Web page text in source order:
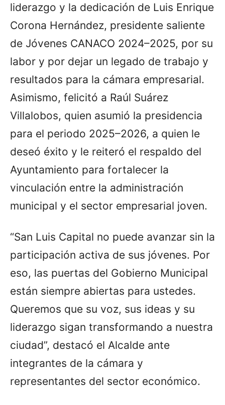
liderazgo y la dedicación de Luis Enrique
Corona Hernández, presidente saliente
de Jóvenes CANACO 2024–2025, por su
labor y por dejar un legado de trabajo y
resultados para la cámara empresarial.
Asimismo, felicitó a Raúl Suárez
Villalobos, quien asumió la presidencia
para el periodo 2025–2026, a quien le
deseó éxito y le reiteró el respaldo del
Ayuntamiento para fortalecer la
vinculación entre la administración
municipal y el sector empresarial joven.
“San Luis Capital no puede avanzar sin la
participación activa de sus jóvenes. Por
eso, las puertas del Gobierno Municipal
están siempre abiertas para ustedes.
Queremos que su voz, sus ideas y su
liderazgo sigan transformando a nuestra
ciudad”, destacó el Alcalde ante
integrantes de la cámara y
representantes del sector económico.